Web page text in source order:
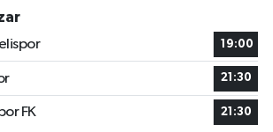
19:00
21:30
FK 21:30